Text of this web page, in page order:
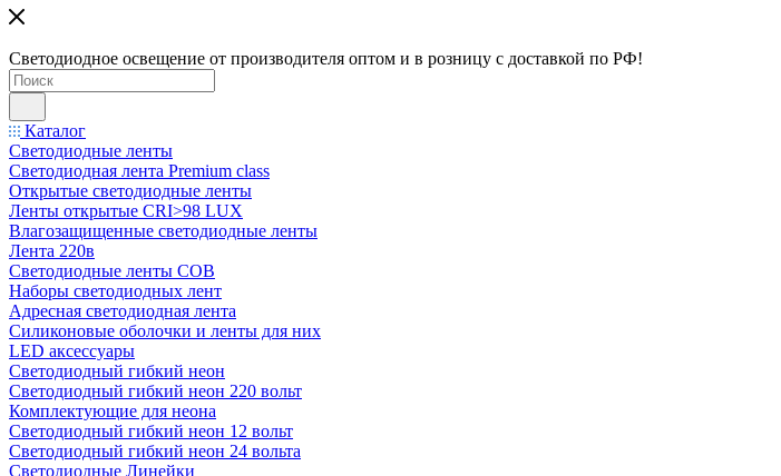
Светодиодное освещение от производителя оптом и в розницу с доставкой по РФ!
Каталог
Светодиодные ленты
Светодиодная лента Premium class
Открытые светодиодные ленты
Ленты открытые CRI>98 LUX
Влагозащищенные светодиодные ленты
Лента 220в
Светодиодные ленты COB
Наборы светодиодных лент
Адресная светодиодная лента
Силиконовые оболочки и ленты для них
LED аксессуары
Светодиодный гибкий неон
Светодиодный гибкий неон 220 вольт
Комплектующие для неона
Светодиодный гибкий неон 12 вольт
Светодиодный гибкий неон 24 вольта
Светодиодные Линейки